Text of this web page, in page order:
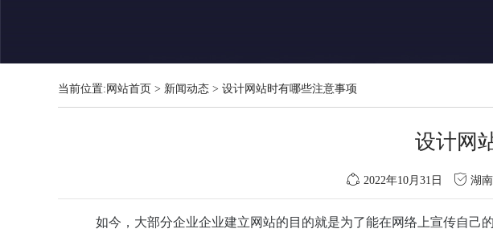
当前位置: 网站首页 > 新闻动态 > 设计网站时有哪些注意事项
设计网
2022年10月31日 湖
如今，大部分企业企业建立网站的目的就是为了能在网络上宣传自己